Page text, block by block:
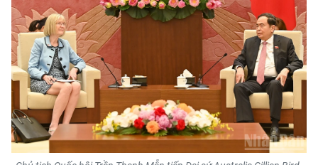
NHÂN DÂN CUỐI TUẦN
NHÂN DÂN HẰNG THÁNG
MUA BÁO
ĐỌC BÁO IN